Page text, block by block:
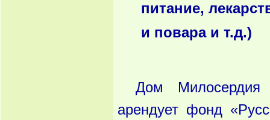
питание,
и повара и т.д.)
Дом Милосердия
арендует фонд